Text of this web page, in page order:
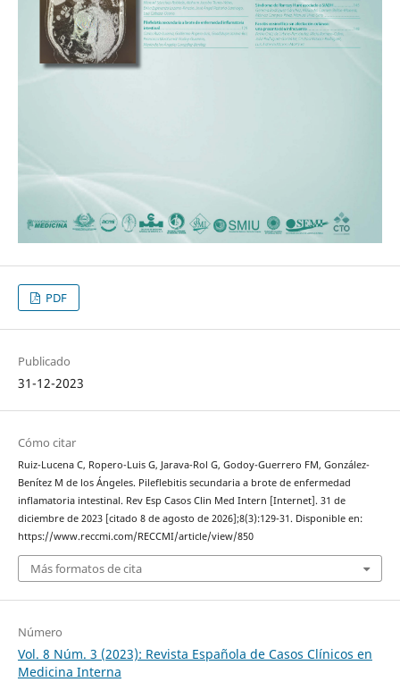
PDF
Publicado
31-12-2023
Cómo citar
Ruiz-Lucena C, Ropero-Luis G, Jarava-Rol G, Godoy-Guerrero FM, González-
Benítez M de los Ángeles. Pileflebitis secundaria a brote de enfermedad
inflamatoria intestinal. Rev Esp Casos Clin Med Intern [Internet]. 31 de
diciembre de 2023 [citado 8 de agosto de 2026];8(3):129-31. Disponible en:
https://www.reccmi.com/RECCMI/article/view/850
Más formatos de cita
Número
Vol. 8 Núm. 3 (2023): Revista Española de Casos Clínicos en
Medicina Interna